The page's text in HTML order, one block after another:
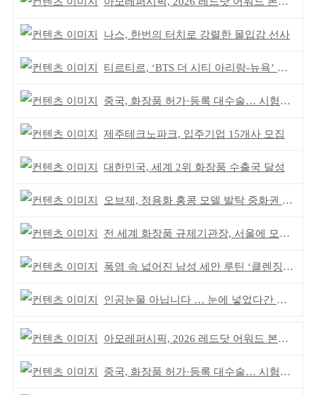
나스, 한번의 터치로 강렬한 몰입감 선사
티르티르, ‘BTS 더 시티 아리랑-뉴욕’ 참여
중국, 화장품 허가·등록 대수술… 시험자료 공용 허용
제주테크노파크, 입주기업 15개사 모집
대한민국, 세계 2위 화장품 수출국 달성
오브제, 정용화 홍콩 모델 발탁 중화권 공략 강화
전 세계 화장품 규제기관장, 서울에 모인다
폭염 속 넓어진 남성 세안 루틴 ‘클렌징’ 거래액 급증
인공눈물 아닙니다 … 눈에 넣었다간 각막 손상
아모레퍼시픽, 2026 레드닷 어워드 본상 2개 수상
중국, 화장품 허가·등록 대수술… 시험자료 공용 허용